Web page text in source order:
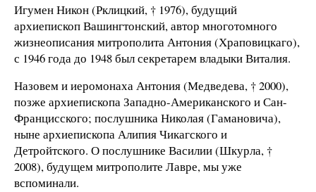
Игумен Никон (Рклицкий, † 1976), будущий
архиепископ Вашингтонский, автор многотомного
жизнеописания митрополита Антония (Храповицкаго),
с 1946 года до 1948 был секретарем владыки Виталия.
Назовем и иеромонаха Антония (Медведева, † 2000),
позже архиепископа Западно-Американского и Сан-
Францисского; послушника Николая (Гамановича),
ныне архиепископа Алипия Чикагского и
Детройтского. О послушнике Василии (Шкурла, †
2008), будущем митрополите Лавре, мы уже
вспоминали.